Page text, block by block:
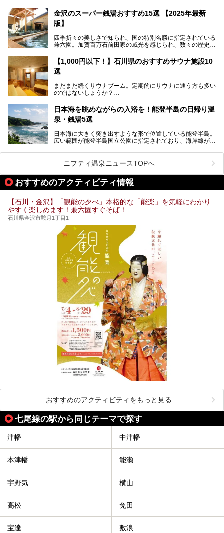
───
提供元：大江戸温泉物語ホテルズ＆リゾーツ株式会社【P
この記事は大江戸温泉物語 あわづグランドホテルのPR記事
です。
いやでもね、暑いし汗や砂埃でドロドロになるしうるさくて
夜は寝られないし、若い時はそういうのが良かったんですけ
今、もうちょっと気楽なフェスはないかな、と探してたらあ
りましたよ！
「加賀温泉郷フェス 2017」が石川県・山代温泉の瑠璃光を
全館貸し切って開催！
れちゃう！なんということでしょう！！
金沢のスーパー銭湯おすすめ15選 【2025年最新
版】
四季折々の美しさで知られ、国の特別名勝に指定されている
兼六園。加賀百万石前田家の威光を感じられ、数々の歴史的
ア。国内でも特に人気の観光地の1つです。北陸新幹線で東
京から約2時間30分と、首都圏からアクセスしやすい立地も
魅力ですね。
り、観光に加えて温泉もぜひ楽しみたいところ。金沢エリア
でおすすめのスーパー銭湯をご紹介します。
【1,000円以下！】石川県のおすすめサウナ施設10
選
まだまだ続くサウナブーム。定期的にサウナに通う方も多い
のではないしょうか？
今回はそんなサウナによく行く人もこれから楽しむ人も格安
で楽しめるサウナを紹介します。
など、種類豊富ですよ。
日本海を眺めながらの入浴を！能登半島の日帰り温
泉・銭湯5選
日本海に大きく突き出すような形で位置している能登半島。
広い範囲が能登半島国立公園に指定されており、海岸線が作
車で行くのがオススメですが、ドライブの際にぜひ一緒に楽
しんでいただきたいのが温泉です。絶景を眺めながらつかる
温泉は最高ですよ！ 今回はそんな能登の温泉を5つご紹介
します。
ニフティ温泉ニュースTOPへ
おすすめのアクティビティ情報
【石川・金沢】「観能の夕べ」本格的な「能楽」を気軽にわかり
やすく楽しめます！兼六園すぐそば！
石川県金沢市鞍月1丁目1
おすすめのアクティビティをもっと見る
七尾線の駅から同じテーマで探す
津幡 中津幡
本津幡 能瀬
宇野気 横山
高松 免田
宝達 敷浪